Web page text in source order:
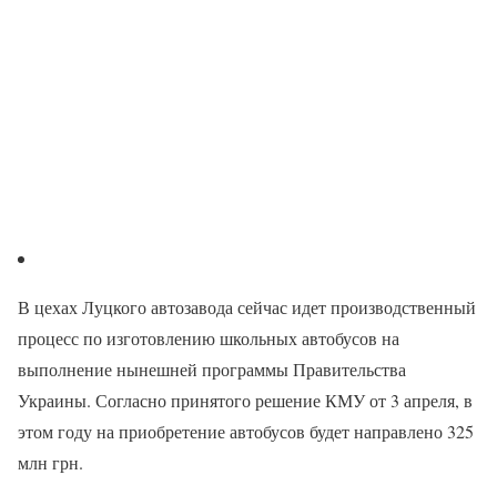
В цехах Луцкого автозавода сейчас идет производственный
процесс по изготовлению школьных автобусов на
выполнение нынешней программы Правительства
Украины. Согласно принятого решение КМУ от 3 апреля, в
этом году на приобретение автобусов будет направлено 325
млн грн.